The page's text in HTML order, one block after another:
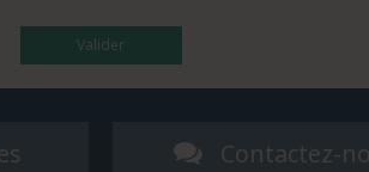
Valider
Contactez-